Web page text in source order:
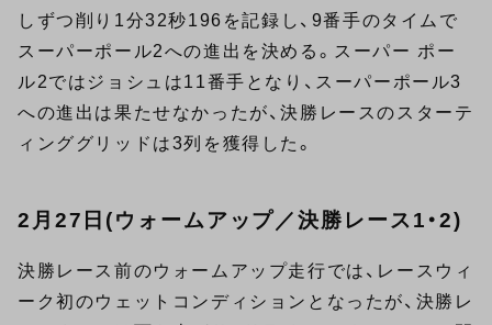
しずつ削り1分32秒196を記録し、9番手のタイムで
スーパーポール2への進出を決める。スーパー ポー
ル2ではジョシュは11番手となり、スーパーポール3
への進出は果たせなかったが、決勝レースのスターテ
ィンググリッドは3列を獲得した。
2月27日(ウォームアップ／決勝レース1・2)
決勝レース前のウォームアップ走行では、レースウィ
ーク初のウェットコンディションとなったが、決勝レ